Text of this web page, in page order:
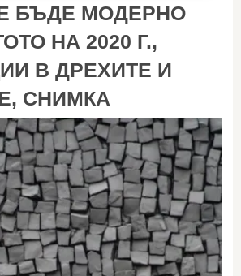
БЪДЕ МОДЕРНО
НА 2020 Г.,
В ДРЕХИТЕ И
СНИМКА